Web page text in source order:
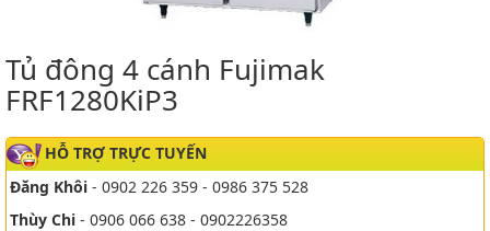
Tủ đông 4 cánh Fujimak
FRF1280KiP3
HỖ TRỢ TRỰC TUYẾN
Đăng Khôi - 0902 226 359 - 0986 375 528
Thùy Chi - 0906 066 638 - 0902226358